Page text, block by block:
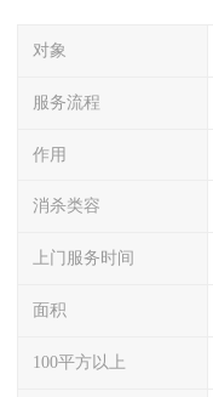
对象
服务流程
作用
消杀类容
上门服务时间
面积
100平方以上